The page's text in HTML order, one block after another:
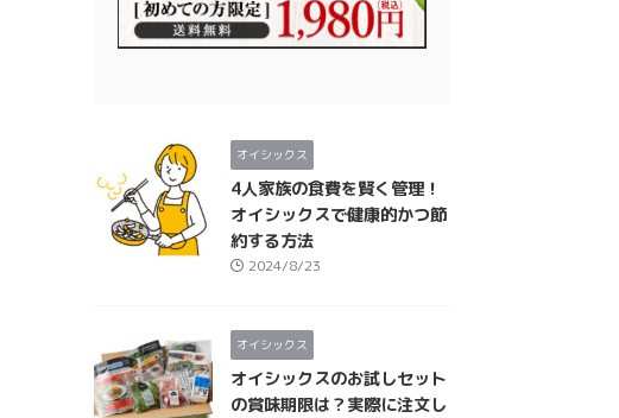
オイシックス
4人家族の食費を賢く管理！
オイシックスで健康的かつ節
約する方法
2024/8/23
オイシックス
オイシックスのお試しセット
の賞味期限は？実際に注文し